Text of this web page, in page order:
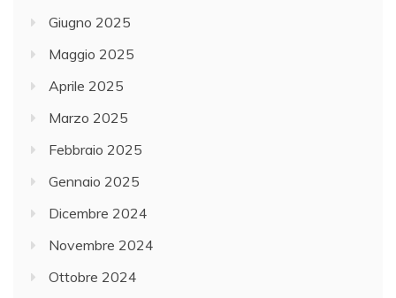
Giugno 2025
Maggio 2025
Aprile 2025
Marzo 2025
Febbraio 2025
Gennaio 2025
Dicembre 2024
Novembre 2024
Ottobre 2024